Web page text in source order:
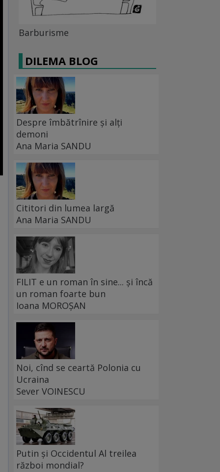
Barburisme
DILEMA BLOG
Despre îmbătrînire și alți
demoni
Ana Maria SANDU
Cititori din lumea largă
Ana Maria SANDU
FILIT e un roman în sine... și încă
un roman foarte bun
Ioana MOROȘAN
Noi, cînd se ceartă Polonia cu
Ucraina
Sever VOINESCU
Putin și Occidentul Al treilea
război mondial?